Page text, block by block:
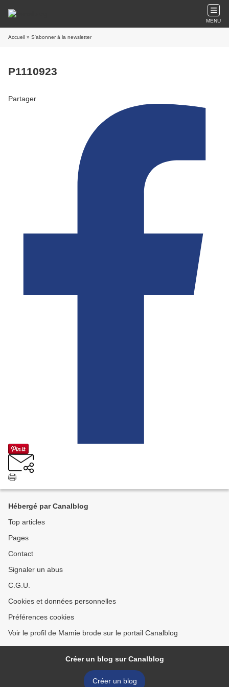
MENU
Accueil » S'abonner à la newsletter
P1110923
Partager
Hébergé par Canalblog
Top articles
Pages
Contact
Signaler un abus
C.G.U.
Cookies et données personnelles
Préférences cookies
Voir le profil de Mamie brode sur le portail Canalblog
Créer un blog sur Canalblog
Créer un blog